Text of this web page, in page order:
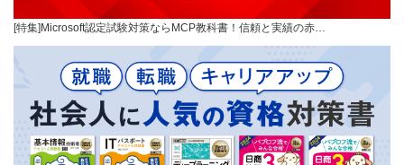
[特集]Microsoft認定試験対策ならMCP教科書！信頼と実績の赤…